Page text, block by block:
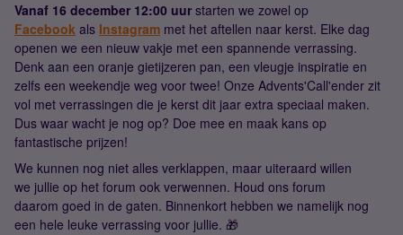
Vanaf 16 december 12:00 uur starten we zowel op
Facebook als Instagram met het aftellen naar kerst. Elke dag
openen we een nieuw vakje met een spannende verrassing.
Denk aan een oranje gietijzeren pan, een vleugje inspiratie en
zelfs een weekendje weg voor twee! Onze Advents'Call'ender zit
vol met verrassingen die je kerst dit jaar extra speciaal maken.
Dus waar wacht je nog op? Doe mee en maak kans op
fantastische prijzen!
We kunnen nog niet alles verklappen, maar uiteraard willen
we jullie op het forum ook verwennen. Houd ons forum
daarom goed in de gaten. Binnenkort hebben we namelijk nog
een hele leuke verrassing voor jullie. 🎁